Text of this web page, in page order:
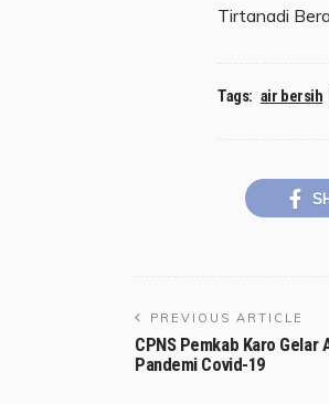
Tirtanadi
Tags: air bersih
PREVIOUS ARTICLE
CPNS Pemkab Karo Gelar
Pandemi Covid-19